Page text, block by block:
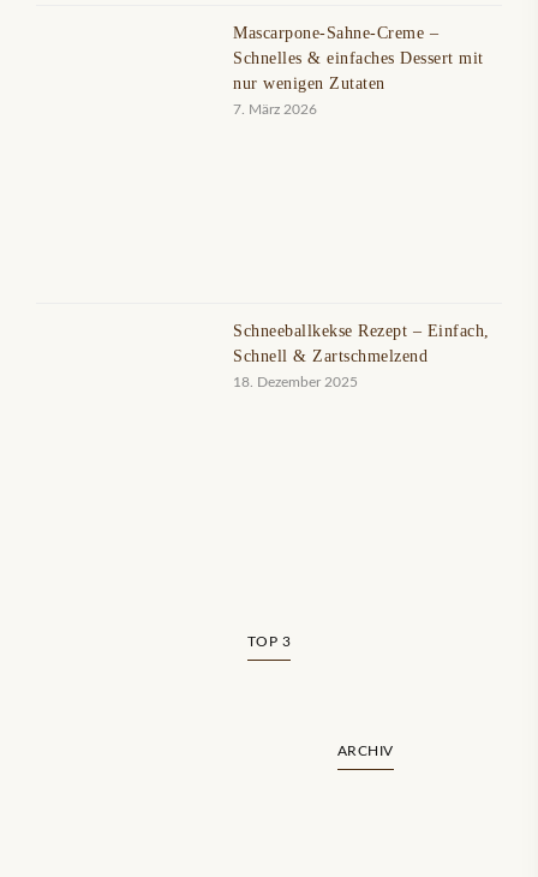
Mascarpone-Sahne-Creme –
Schnelles & einfaches Dessert mit
nur wenigen Zutaten
7. März 2026
Schneeballkekse Rezept – Einfach,
Schnell & Zartschmelzend
18. Dezember 2025
TOP 3
ARCHIV